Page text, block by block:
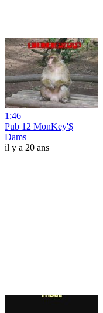
1:46
Pub 12 MonKey'$
Dams
il y a 20 ans